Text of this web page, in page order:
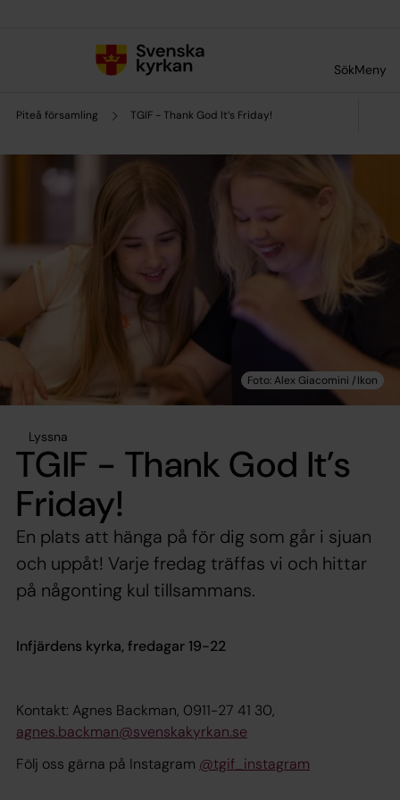
SökMeny
Piteå församling TGIF - Thank God It’s Friday!
Lyssna
TGIF - Thank God It’s
Friday!
En plats att hänga på för dig som går i sjuan
och uppåt! Varje fredag träffas vi och hittar
på någonting kul tillsammans.
Infjärdens kyrka, fredagar 19-22
Kontakt: Agnes Backman, 0911-27 41 30,
agnes.backman@svenskakyrkan.se
Följ oss gärna på Instagram @tgif_instagram